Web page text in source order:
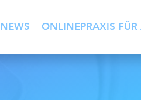
NEWS ONLINEPRAXIS FÜR